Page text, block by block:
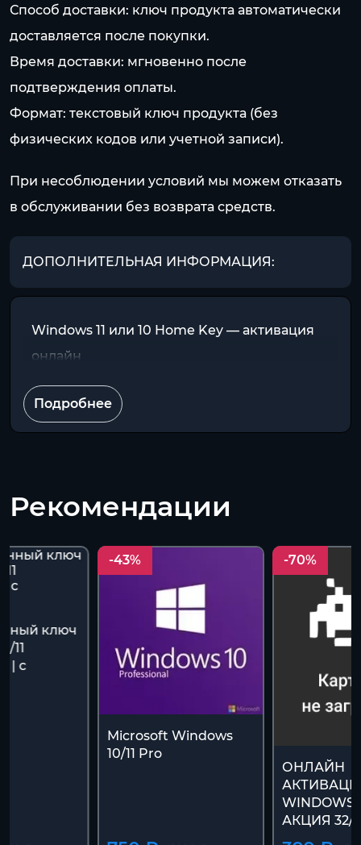
Способ доставки: ключ продукта автоматически
доставляется после покупки.
Время доставки: мгновенно после
подтверждения оплаты.
Формат: текстовый ключ продукта (без
физических кодов или учетной записи).
При несоблюдении условий мы можем отказать
в обслуживании без возврата средств.
ДОПОЛНИТЕЛЬНАЯ ИНФОРМАЦИЯ:
Windows 11 или 10 Home Key — активация
онлайн
Подробнее
Рекомендации
ключ
11
| с
-43%
Microsoft Windows
10/11 Pro
-70%
ОНЛАЙН
WINDOWS
АКЦИЯ 32/